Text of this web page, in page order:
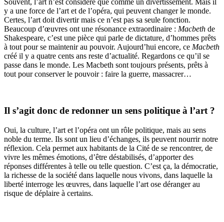
Souvent, l’art n’est considéré que comme un divertissement. Mais il
y a une force de l’art et de l’opéra, qui peuvent changer le monde.
Certes, l’art doit divertir mais ce n’est pas sa seule fonction.
Beaucoup d’œuvres ont une résonance extraordinaire : Macbeth de
Shakespeare, c’est une pièce qui parle de dictature, d’hommes prêts
à tout pour se maintenir au pouvoir. Aujourd’hui encore, ce Macbeth
créé il y a quatre cents ans reste d’actualité. Regardons ce qu’il se
passe dans le monde. Les Macbeth sont toujours présents, prêts à
tout pour conserver le pouvoir : faire la guerre, massacrer…
Il s’agit donc de redonner un sens politique à l’art ?
Oui, la culture, l’art et l’opéra ont un rôle politique, mais au sens
noble du terme. Ils sont un lieu d’échanges, ils peuvent nourrir notre
réflexion. Cela permet aux habitants de la Cité de se rencontrer, de
vivre les mêmes émotions, d’être déstabilisés, d’apporter des
réponses différentes à telle ou telle question. C’est ça, la démocratie,
la richesse de la société dans laquelle nous vivons, dans laquelle la
liberté interroge les œuvres, dans laquelle l’art ose déranger au
risque de déplaire à certains.